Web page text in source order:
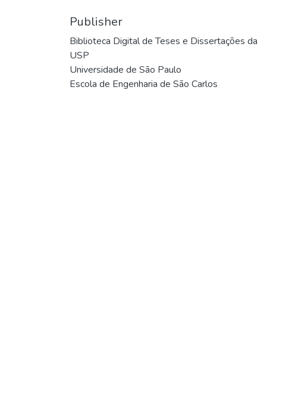
Publisher
Biblioteca Digital de Teses e Dissertações da
USP
Universidade de São Paulo
Escola de Engenharia de São Carlos